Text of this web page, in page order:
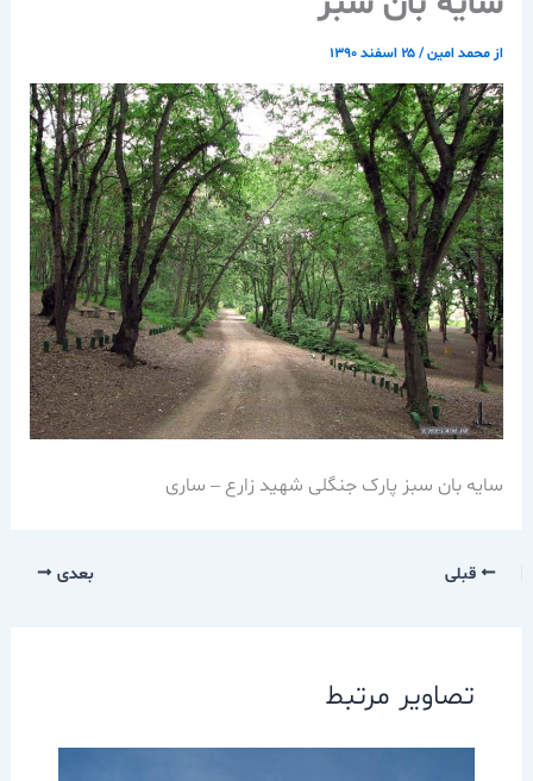
از محمد امین/۲۵ اسفند ۱۳۹۰
سایه بان سبز پارک جنگلی شهید زارع – ساری
قبلی بعدی
تصاویر مرتبط